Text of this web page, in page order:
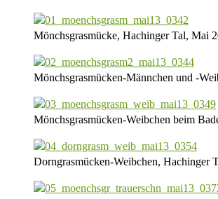
Mönchsgrasmücke, Hachinger Tal, Mai
Mönchsgrasmücken-Männchen und -
Mönchsgrasmücken-Weibchen beim
Dorngrasmücken-Weibchen, Hachinger